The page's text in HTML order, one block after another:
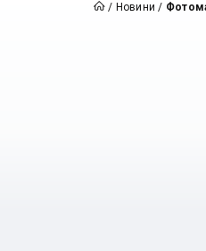
/ Новини /